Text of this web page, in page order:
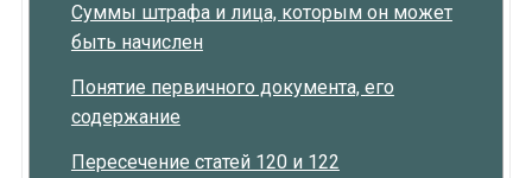
Суммы штрафа и лица, которым он может
быть начислен
Понятие первичного документа, его
содержание
Пересечение статей 120 и 122